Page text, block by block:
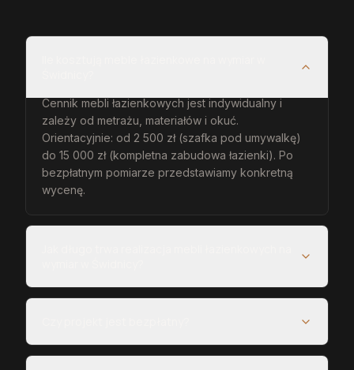
Cennik mebli łazienkowych jest indywidualny i
zależy od metrażu, materiałów i okuć.
Orientacyjnie: od 2 500 zł (szafka pod umywalkę)
do 15 000 zł (kompletna zabudowa łazienki). Po
bezpłatnym pomiarze przedstawiamy konkretną
wycenę.